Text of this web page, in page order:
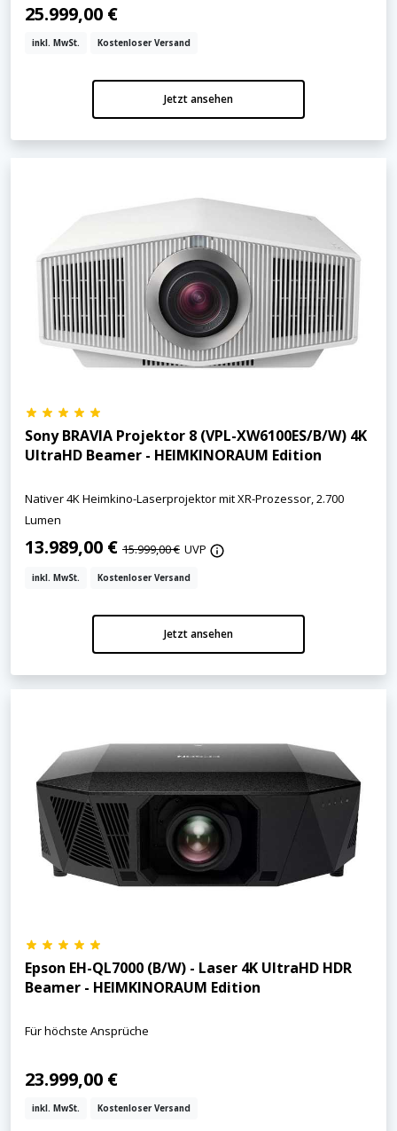
25.999,00 €
inkl. MwSt. Kostenloser Versand
Jetzt ansehen
Sony BRAVIA Projektor 8 (VPL-XW6100ES/B/W) 4K
UltraHD Beamer - HEIMKINORAUM Edition
Nativer 4K Heimkino-Laserprojektor mit XR-Prozessor, 2.700
Lumen
13.989,00 € 15.999,00 € UVP
inkl. MwSt. Kostenloser Versand
Jetzt ansehen
Epson EH-QL7000 (B/W) - Laser 4K UltraHD HDR
Beamer - HEIMKINORAUM Edition
Für höchste Ansprüche
23.999,00 €
inkl. MwSt. Kostenloser Versand